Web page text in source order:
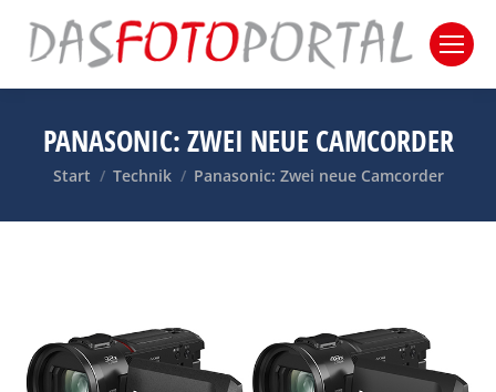
PANASONIC: ZWEI NEUE CAMCORDER
Sie befinden sich hier:
Start Technik Panasonic: Zwei neue Camcorder